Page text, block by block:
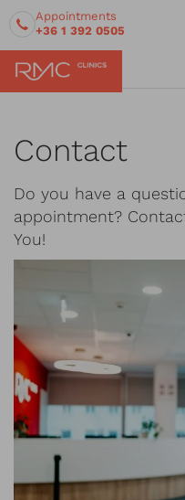
Appointments
+36 1 392 0505
Contact
Do you have a
appointment?
You!